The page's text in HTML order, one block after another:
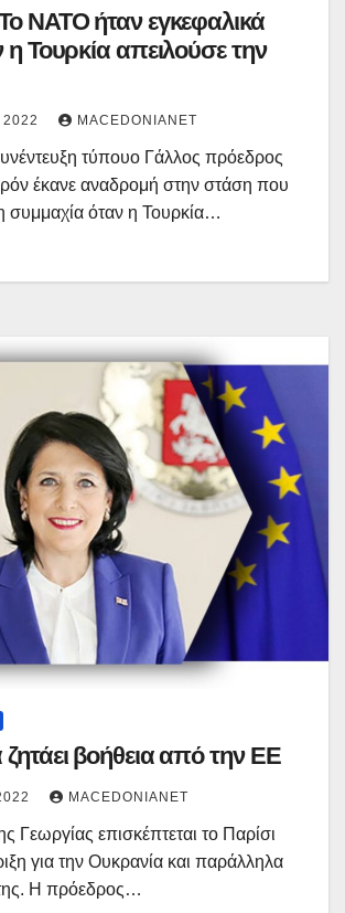
ΝΑΤΟ ήταν εγκεφαλικά
η Τουρκία απειλούσε την
MACEDONIANET
τύπουο Γάλλος πρόεδρος
έκανε αναδρομή στην στάση που
η συμμαχία όταν η Τουρκία…
βοήθεια από την ΕΕ
MACEDONIANET
Γεωργίας επισκέπτεται το Παρίσι
για την Ουκρανία και παράλληλα
Η πρόεδρος…